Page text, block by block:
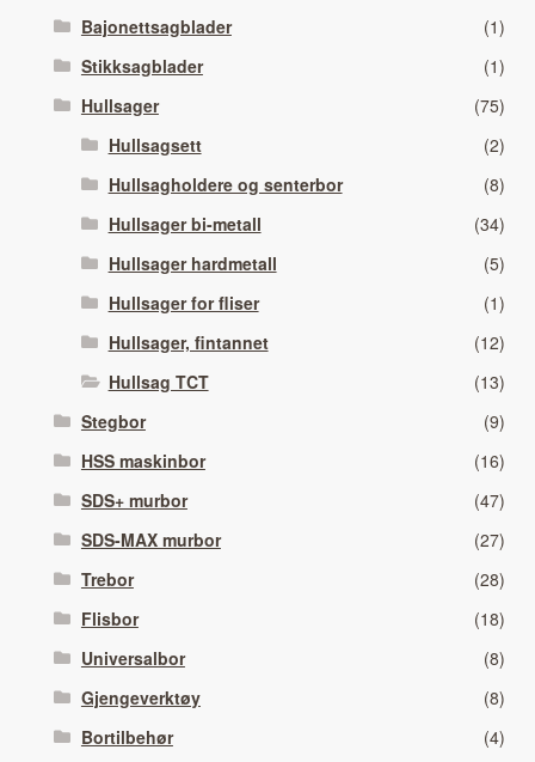
Bajonettsagblader
(1)
Stikksagblader
(1)
Hullsager
(75)
Hullsagsett
(2)
Hullsagholdere og senterbor
(8)
Hullsager bi-metall
(34)
Hullsager hardmetall
(5)
Hullsager for fliser
(1)
Hullsager, fintannet
(12)
Hullsag TCT
(13)
Stegbor
(9)
HSS maskinbor
(16)
SDS+ murbor
(47)
SDS-MAX murbor
(27)
Trebor
(28)
Flisbor
(18)
Universalbor
(8)
Gjengeverktøy
(8)
Bortilbehør
(4)